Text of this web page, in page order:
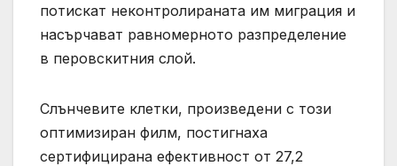
потискат неконтролираната им миграция и
насърчават равномерното разпределение
в перовскитния слой.
Слънчевите клетки, произведени с този
оптимизиран филм, постигнаха
сертифицирана ефективност от 27,2